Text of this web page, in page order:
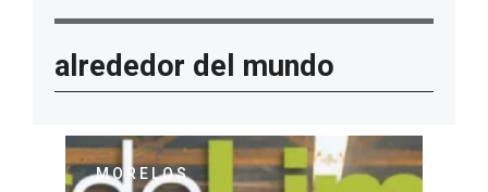
alrededor del mundo
MORELOS